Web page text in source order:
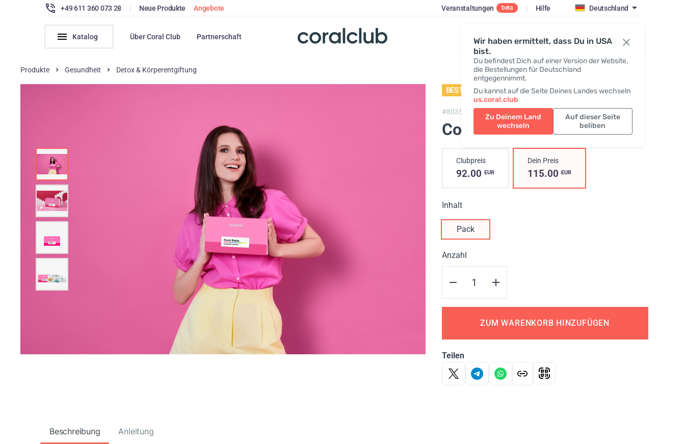
Wir haben ermittelt, dass Du in USA
bist.
Du befindest Dich auf einer Version der Website,
die Bestellungen für Deutschland
entgegennimmt.
Du kannst auf die Seite Deines Landes wechseln
us.coral.club
Zu Deinem Land
wechseln
Auf dieser Seite
beliben
+49 611 360 073 28 | Neue Produkte Angebote Veranstaltungen beta | Hilfe Deutschland
Katalog Über Coral Club Partnerschaft Einloggen / Registrieren
Produkte Gesundheit Detox & Körperentgiftung
BESTSELLER
#803500,Coral Detox
Coral Detox
Clubpreis
92.00 EUR
Dein Preis
115.00 EUR
Inhalt
Pack
Anzahl
ZUM WARENKORB HINZUFÜGEN
Teilen
Beschreibung Anleitung